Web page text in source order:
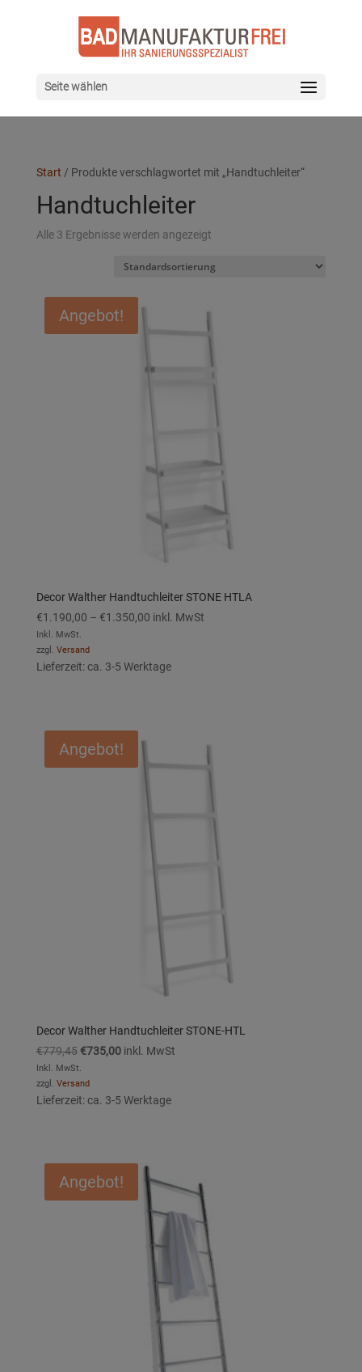
Seite wählen
Start / Produkte verschlagwortet mit „Handtuchleiter“
Handtuchleiter
Alle 3 Ergebnisse werden angezeigt
Angebot!
Decor Walther Handtuchleiter STONE HTLA
€1.190,00 – €1.350,00Preisspanne:
€1.350,00
inkl. MwSt
Inkl. MwSt.
zzgl. Versand
Lieferzeit: ca. 3-5 Werktage
Angebot!
Decor Walther Handtuchleiter STONE-HTL
€779,45 Ursprünglicher
Preis
war:
€779,45
€735,00Aktueller
€735,00.
inkl. MwSt
Inkl. MwSt.
zzgl. Versand
Lieferzeit: ca. 3-5 Werktage
Angebot!